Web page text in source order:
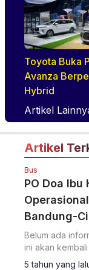
Toyota Buka
Avanza
Hybrid
Artikel
Artikel
Bus
PO Doa Ibu
Bandung-
Belum ada
ini akan
5 tahun yang